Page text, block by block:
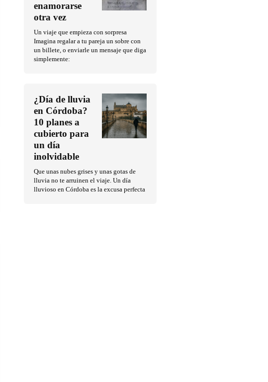
enamorarse
otra vez
Un viaje que empieza con sorpresa
Imagina regalar a tu pareja un sobre con
un billete, o enviarle un mensaje que diga
simplemente:
¿Día de lluvia
en Córdoba?
10 planes a
cubierto para
un día
inolvidable
Que unas nubes grises y unas gotas de
lluvia no te arruinen el viaje. Un día
lluvioso en Córdoba es la excusa perfecta